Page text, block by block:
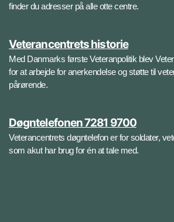
finder du adresser på alle otte centre.
Veterancentrets historie
Med Danmarks første Veteranpolitik blev
for at arbejde for anerkendelse og støtte til
pårørende.
Døgntelefonen 7281 9700
Veterancentrets døgntelefon er for soldater,
som akut har brug for én at tale med.